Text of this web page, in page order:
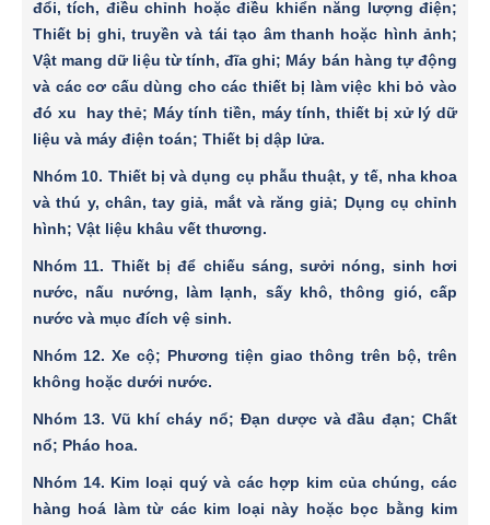
đổi, tích, điều chỉnh hoặc điều khiển năng lượng điện;
Thiết bị ghi, truyền và tái tạo âm thanh hoặc hình ảnh;
Vật mang dữ liệu từ tính, đĩa ghi; Máy bán hàng tự động
và các cơ cấu dùng cho các thiết bị làm việc khi bỏ vào
đó xu hay thẻ; Máy tính tiền, máy tính, thiết bị xử lý dữ
liệu và máy điện toán; Thiết bị dập lửa.
Nhóm 10. Thiết bị và dụng cụ phẫu thuật, y tế, nha khoa
và thú y, chân, tay giả, mắt và răng giả; Dụng cụ chỉnh
hình; Vật liệu khâu vết thương.
Nhóm 11. Thiết bị để chiếu sáng, sưởi nóng, sinh hơi
nước, nấu nướng, làm lạnh, sấy khô, thông gió, cấp
nước và mục đích vệ sinh.
Nhóm 12. Xe cộ; Phương tiện giao thông trên bộ, trên
không hoặc dưới nước.
Nhóm 13. Vũ khí cháy nổ; Đạn dược và đầu đạn; Chất
nổ; Pháo hoa.
Nhóm 14. Kim loại quý và các hợp kim của chúng, các
hàng hoá làm từ các kim loại này hoặc bọc bằng kim